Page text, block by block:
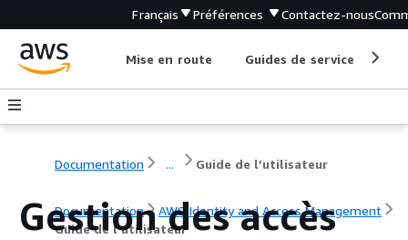
Français Préférences Contactez-nous
Mise en route Guides de service
Documentation ... Guide de l’utilisateur
Documentation
AWS Identity and Access Management
Guide de l’utilisateur
Gestion des accès